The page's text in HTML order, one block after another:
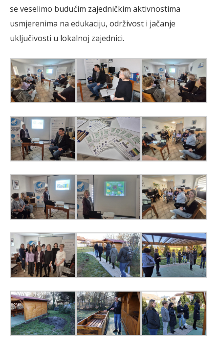
se veselimo budućim zajedničkim aktivnostima
usmjerenima na edukaciju, održivost i jačanje
uključivosti u lokalnoj zajednici.